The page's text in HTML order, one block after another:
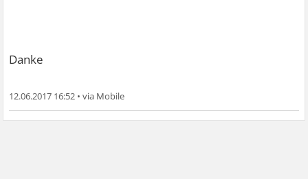
Danke
12.06.2017 16:52 •